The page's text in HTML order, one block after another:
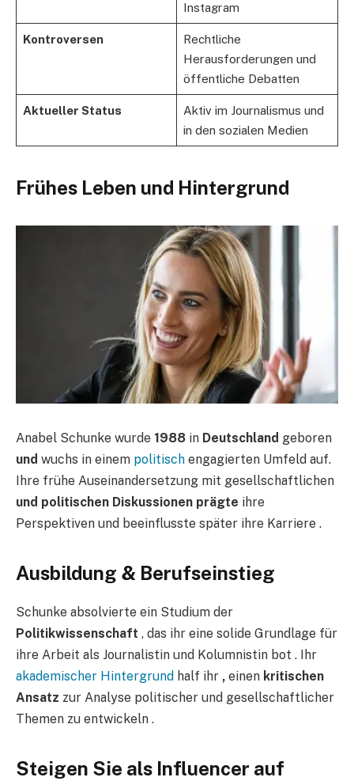
Instagram
Kontroversen
Rechtliche
Herausforderungen und
öffentliche Debatten
Aktueller Status
Aktiv im Journalismus und
in den sozialen Medien
Frühes Leben und Hintergrund
Anabel Schunke wurde 1988 in Deutschland geboren
und wuchs in einem politisch engagierten Umfeld auf.
Ihre frühe Auseinandersetzung mit gesellschaftlichen
und politischen Diskussionen prägte ihre
Perspektiven und beeinflusste später ihre Karriere .
Ausbildung & Berufseinstieg​
Schunke absolvierte ein Studium der
Politikwissenschaft , das ihr eine solide Grundlage für
ihre Arbeit als Journalistin und Kolumnistin bot . Ihr
akademischer Hintergrund half ihr , einen kritischen
Ansatz zur Analyse politischer und gesellschaftlicher
Themen zu entwickeln .
Steigen Sie als Influencer auf